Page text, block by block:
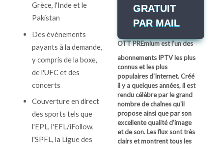
Grèce, l'Inde et le
Pakistan
Des événements
payants à la demande,
y compris de la boxe,
de l'UFC et des
concerts
Couverture en direct
des sports tels que
l'EPL, l'EFL/iFollow,
l'SPFL, la Ligue des
GRATUIT
PAR MAIL
OTT PREmiumest l'un des
abonnements IPTV les plus
connus et les plus
populaires d'Internet. Créé
il y a quelques années, il est
rendu célèbre par le grand
nombre de chaînes qu'il
propose ainsi que par son
excellente qualité d'image
et de son. Les flux sont très
clairs et montrent tous les